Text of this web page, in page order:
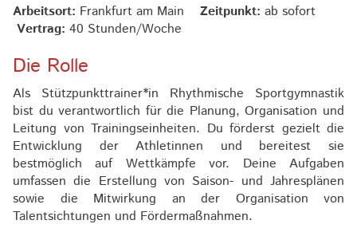
Arbeitsort: Frankfurt am Main Zeitpunkt: ab sofort
Vertrag: 40 Stunden/Woche
Die Rolle
Als Stützpunkttrainer*in Rhythmische Sportgymnastik
bist du verantwortlich für die Planung, Organisation und
Leitung von Trainingseinheiten. Du förderst gezielt die
Entwicklung der Athletinnen und bereitest sie
bestmöglich auf Wettkämpfe vor. Deine Aufgaben
umfassen die Erstellung von Saison- und Jahresplänen
sowie die Mitwirkung an der Organisation von
Talentsichtungen und Fördermaßnahmen.